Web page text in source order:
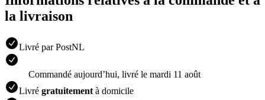
la livraison
Livré par PostNL
Commandé aujourdʼhui, livré le mardi 11 août
Livré gratuitement à domicile